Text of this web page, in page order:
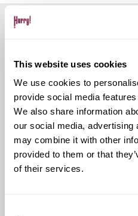
This website uses cookies
We use cookies to
provide social media
We also share information
our social media, advertising
may combine it with other
provided to them or that
of their services.
Ritiro Usato
I nostri esperti ti forniranno
tua auto